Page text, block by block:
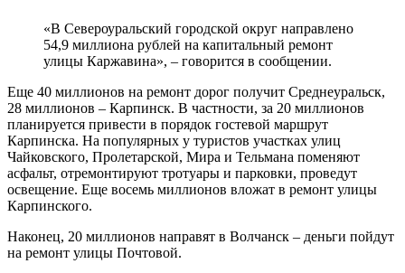
«В Североуральский городской округ направлено
54,9 миллиона рублей на капитальный ремонт
улицы Каржавина», – говорится в сообщении.
Еще 40 миллионов на ремонт дорог получит Среднеуральск,
28 миллионов – Карпинск. В частности, за 20 миллионов
планируется привести в порядок гостевой маршрут
Карпинска. На популярных у туристов участках улиц
Чайковского, Пролетарской, Мира и Тельмана поменяют
асфальт, отремонтируют тротуары и парковки, проведут
освещение. Еще восемь миллионов вложат в ремонт улицы
Карпинского.
Наконец, 20 миллионов направят в Волчанск – деньги пойдут
на ремонт улицы Почтовой.